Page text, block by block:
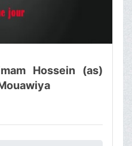
Hossein (as)